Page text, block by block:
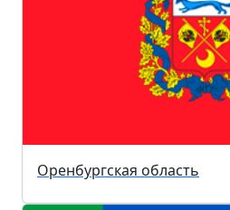
Оренбургская область